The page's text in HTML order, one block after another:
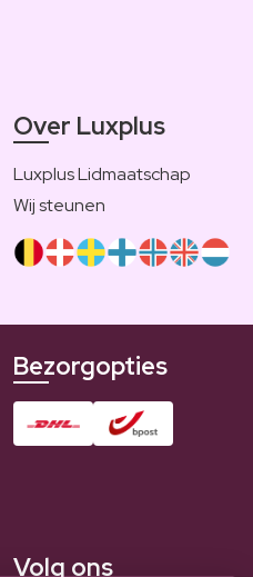
Over Luxplus
Luxplus Lidmaatschap
Wij steunen
Bezorgopties
Volg ons